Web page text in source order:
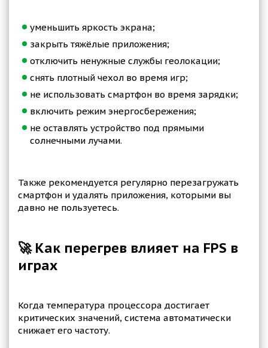
уменьшить яркость экрана;
закрыть тяжёлые приложения;
отключить ненужные службы геолокации;
снять плотный чехол во время игр;
не использовать смартфон во время зарядки;
включить режим энергосбережения;
не оставлять устройство под прямыми
солнечными лучами.
Также рекомендуется регулярно перезагружать
смартфон и удалять приложения, которыми вы
давно не пользуетесь.
🚀 Как перегрев влияет на FPS в
играх
Когда температура процессора достигает
критических значений, система автоматически
снижает его частоту.